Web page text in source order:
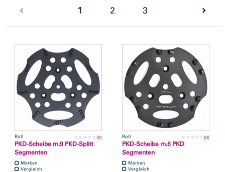
1 (current)
2 3
Roll (0)
PKD-Scheibe m.9 PKD-Splitt
Segmenten
Merken
Vergleich
Roll (0)
PKD-Scheibe m.6 PKD
Segmenten
Merken
Vergleich